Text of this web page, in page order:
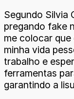
Segundo Silvia
pregando fake
me colocar que
minha vida
trabalho e
ferramentas
garantindo a